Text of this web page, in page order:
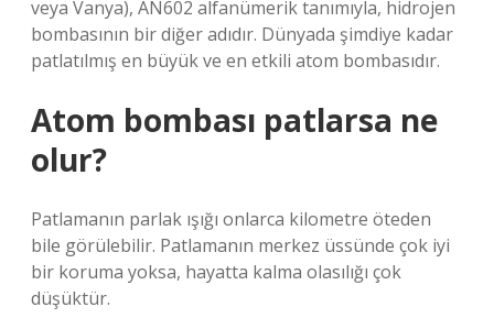
veya Vanya), AN602 alfanümerik tanımıyla, hidrojen
bombasının bir diğer adıdır. Dünyada şimdiye kadar
patlatılmış en büyük ve en etkili atom bombasıdır.
Atom bombası patlarsa ne
olur?
Patlamanın parlak ışığı onlarca kilometre öteden
bile görülebilir. Patlamanın merkez üssünde çok iyi
bir koruma yoksa, hayatta kalma olasılığı çok
düşüktür.